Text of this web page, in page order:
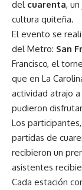
del cuarenta,
cultura quiteña.
El evento se
del Metro: San
Francisco, el
que en La
actividad atrajo
pudieron
Los
partidas de
recibieron un
asistentes
Cada estación